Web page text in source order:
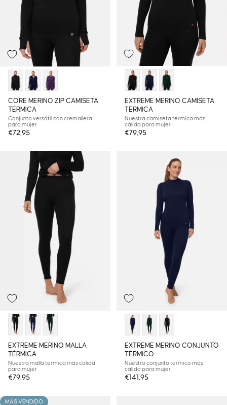
CORE MERINO ZIP CAMISETA
TÉRMICA
Conjunto versátil con cremallera
para mujer
€72,95
EXTREME MERINO CAMISETA
TÉRMICA
Nuestra camiseta térmica más
cálida para mujer
€79,95
EXTREME MERINO MALLA
TÉRMICA
Nuestra malla térmica más cálida
para mujer
€79,95
EXTREME MERINO CONJUNTO
TÉRMICO
Nuestro conjunto térmico más
cálido para mujer
€141,95
MÁS VENDIDO